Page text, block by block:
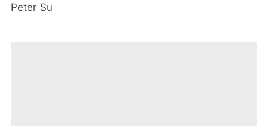
Peter Su